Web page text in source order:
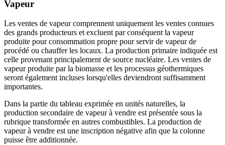
Vapeur
Les ventes de vapeur comprennent uniquement les ventes connues
des grands producteurs et excluent par conséquent la vapeur
produite pour consommation propre pour servir de vapeur de
procédé ou chauffer les locaux. La production primaire indiquée est
celle provenant principalement de source nucléaire. Les ventes de
vapeur produite par la biomasse et les processus géothermiques
seront également incluses lorsqu'elles deviendront suffisamment
importantes.
Dans la partie du tableau exprimée en unités naturelles, la
production secondaire de vapeur à vendre est présentée sous la
rubrique transformée en autres combustibles. La production de
vapeur à vendre est une inscription négative afin que la colonne
puisse être additionnée.